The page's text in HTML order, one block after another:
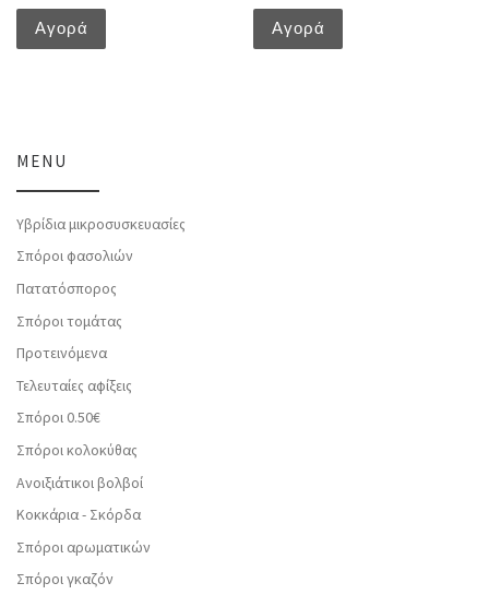
Αγορά Αγορά
MENU
Υβρίδια μικροσυσκευασίες
Σπόροι φασολιών
Πατατόσπορος
Σπόροι τομάτας
Προτεινόμενα
Τελευταίες αφίξεις
Σπόροι 0.50€
Σπόροι κολοκύθας
Ανοιξιάτικοι βολβοί
Κοκκάρια - Σκόρδα
Σπόροι αρωματικών
Σπόροι γκαζόν